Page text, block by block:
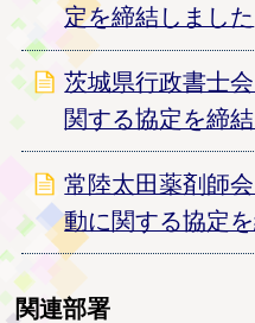
定を締結しました
茨城県行政書士
関する協定を締
常陸太田薬剤師
動に関する協定
関連部署